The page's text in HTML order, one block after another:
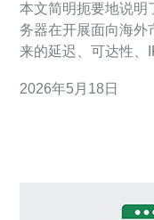
本文简明扼要地说明
务器在开展面向海外
来的延迟、可达性、
什么香港 云服务器
2026年5月18日